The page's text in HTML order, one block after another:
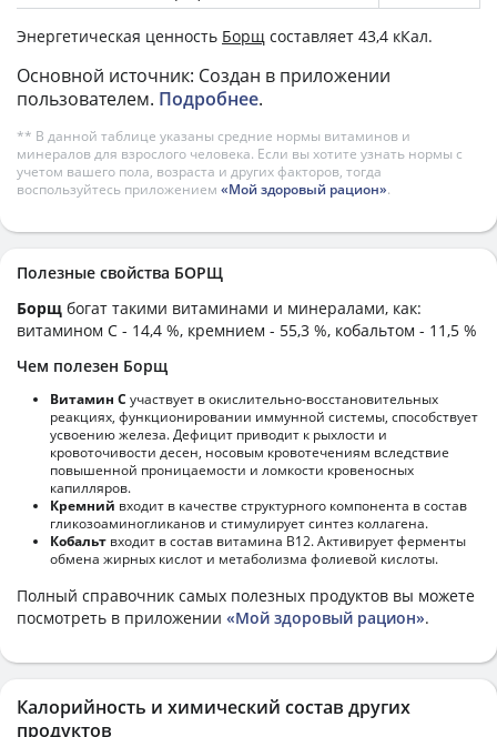
Энергетическая ценность Борщ составляет 43,4 кКал.
Основной источник: Создан в приложении
пользователем. Подробнее.
** В данной таблице указаны средние нормы витаминов и
минералов для взрослого человека. Если вы хотите узнать нормы с
учетом вашего пола, возраста и других факторов, тогда
воспользуйтесь приложением «Мой здоровый рацион».
Полезные свойства БОРЩ
Борщ богат такими витаминами и минералами, как:
витамином C - 14,4 %, кремнием - 55,3 %, кобальтом - 11,5 %
Чем полезен Борщ
Витамин С участвует в окислительно-восстановительных
реакциях, функционировании иммунной системы, способствует
усвоению железа. Дефицит приводит к рыхлости и
кровоточивости десен, носовым кровотечениям вследствие
повышенной проницаемости и ломкости кровеносных
капилляров.
Кремний входит в качестве структурного компонента в состав
гликозоаминогликанов и стимулирует синтез коллагена.
Кобальт входит в состав витамина В12. Активирует ферменты
обмена жирных кислот и метаболизма фолиевой кислоты.
Полный справочник самых полезных продуктов вы можете
посмотреть в приложении «Мой здоровый рацион».
Калорийность и химический состав других
продуктов